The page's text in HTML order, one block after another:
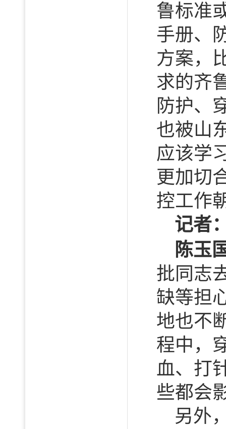
鲁标准
手册、
方案，
求的齐
防护、
也被山
应该学
更加切
控工作
记者
陈玉
批同志
缺等担
地也不
程中，
血、打
些都会
另外